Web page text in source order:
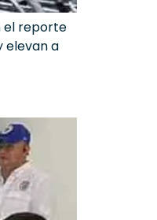
el reporte
elevan a